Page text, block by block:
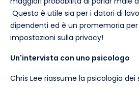
Questo è utile sia per i datori di
dipendenti ed è un promemoria
impostazioni sulla privacy!
Un'intervista con uno psicologo
Chris Lee riassume la psicologia dei